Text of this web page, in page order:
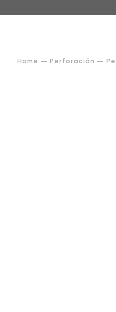
Home — Perforación —